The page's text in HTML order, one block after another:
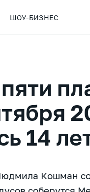
ШОУ-БИЗНЕС
14
Кошман